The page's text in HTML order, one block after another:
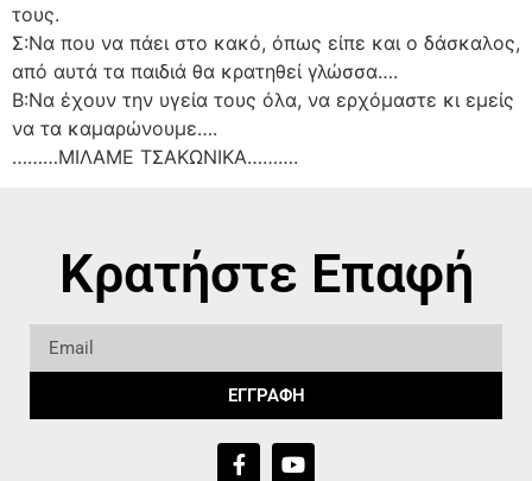
τους.
Σ:Να που να πάει στο κακό, όπως είπε και ο δάσκαλος,
από αυτά τα παιδιά θα κρατηθεί γλώσσα….
Β:Να έχουν την υγεία τους όλα, να ερχόμαστε κι εμείς
να τα καμαρώνουμε….
………ΜΙΛΑΜΕ ΤΣΑΚΩΝΙΚΑ……….
Κρατήστε Επαφή
ΕΓΓΡΑΦΗ